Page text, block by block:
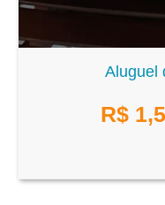
Aluguel
R$